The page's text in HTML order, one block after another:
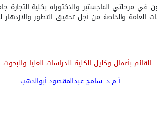
مرحلتي الماجستير والدكتوراه بكلية التجارة
والخاصة من أجل تحقيق التطور والازدهار
القائم بأعمال وكليل الكلية للدراسات العليا والبحوث
أ.م.د. سامح عبدالمقصود أبوالدهب